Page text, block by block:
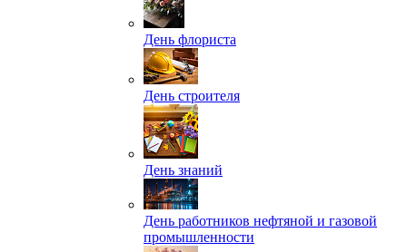
День флориста
День строителя
День знаний
День работников нефтяной и газовой
промышленности